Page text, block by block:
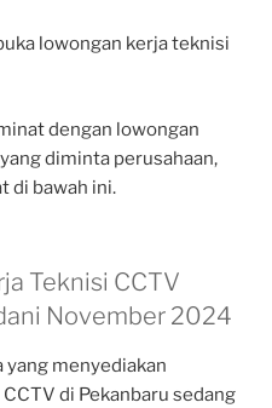
lowongan kerja teknisi
dengan lowongan
diminta perusahaan,
di bawah ini.
Teknisi CCTV
November 2024
yang menyediakan
di Pekanbaru sedang